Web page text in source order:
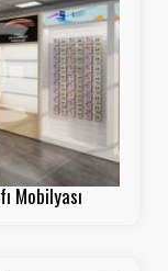
Mobilyası